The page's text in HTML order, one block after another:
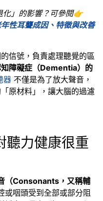
化」的影響？可參閱👉
性耳聾成因、特徵與改善
信號，負責處理聽覺的區
障礙症（Dementia）的
器 不僅是為了放大聲音，
原材料」，讓大腦的過濾
聽力健康很重
（Consonants，又稱輔
或咽頭受到全部或部分阻